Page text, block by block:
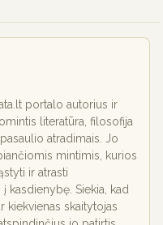
portalo autorius ir
literatūra, filosofija
atradimais. Jo
mintimis, kurios
ir atrasti
kasdienybę. Siekia, kad
kiekvienas skaitytojas